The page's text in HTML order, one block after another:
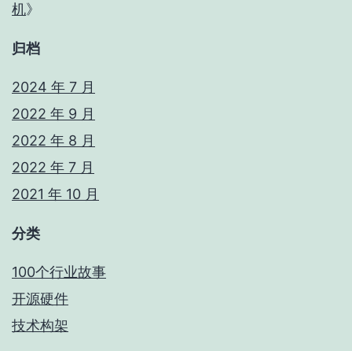
机》
归档
2024 年 7 月
2022 年 9 月
2022 年 8 月
2022 年 7 月
2021 年 10 月
分类
100个行业故事
开源硬件
技术构架